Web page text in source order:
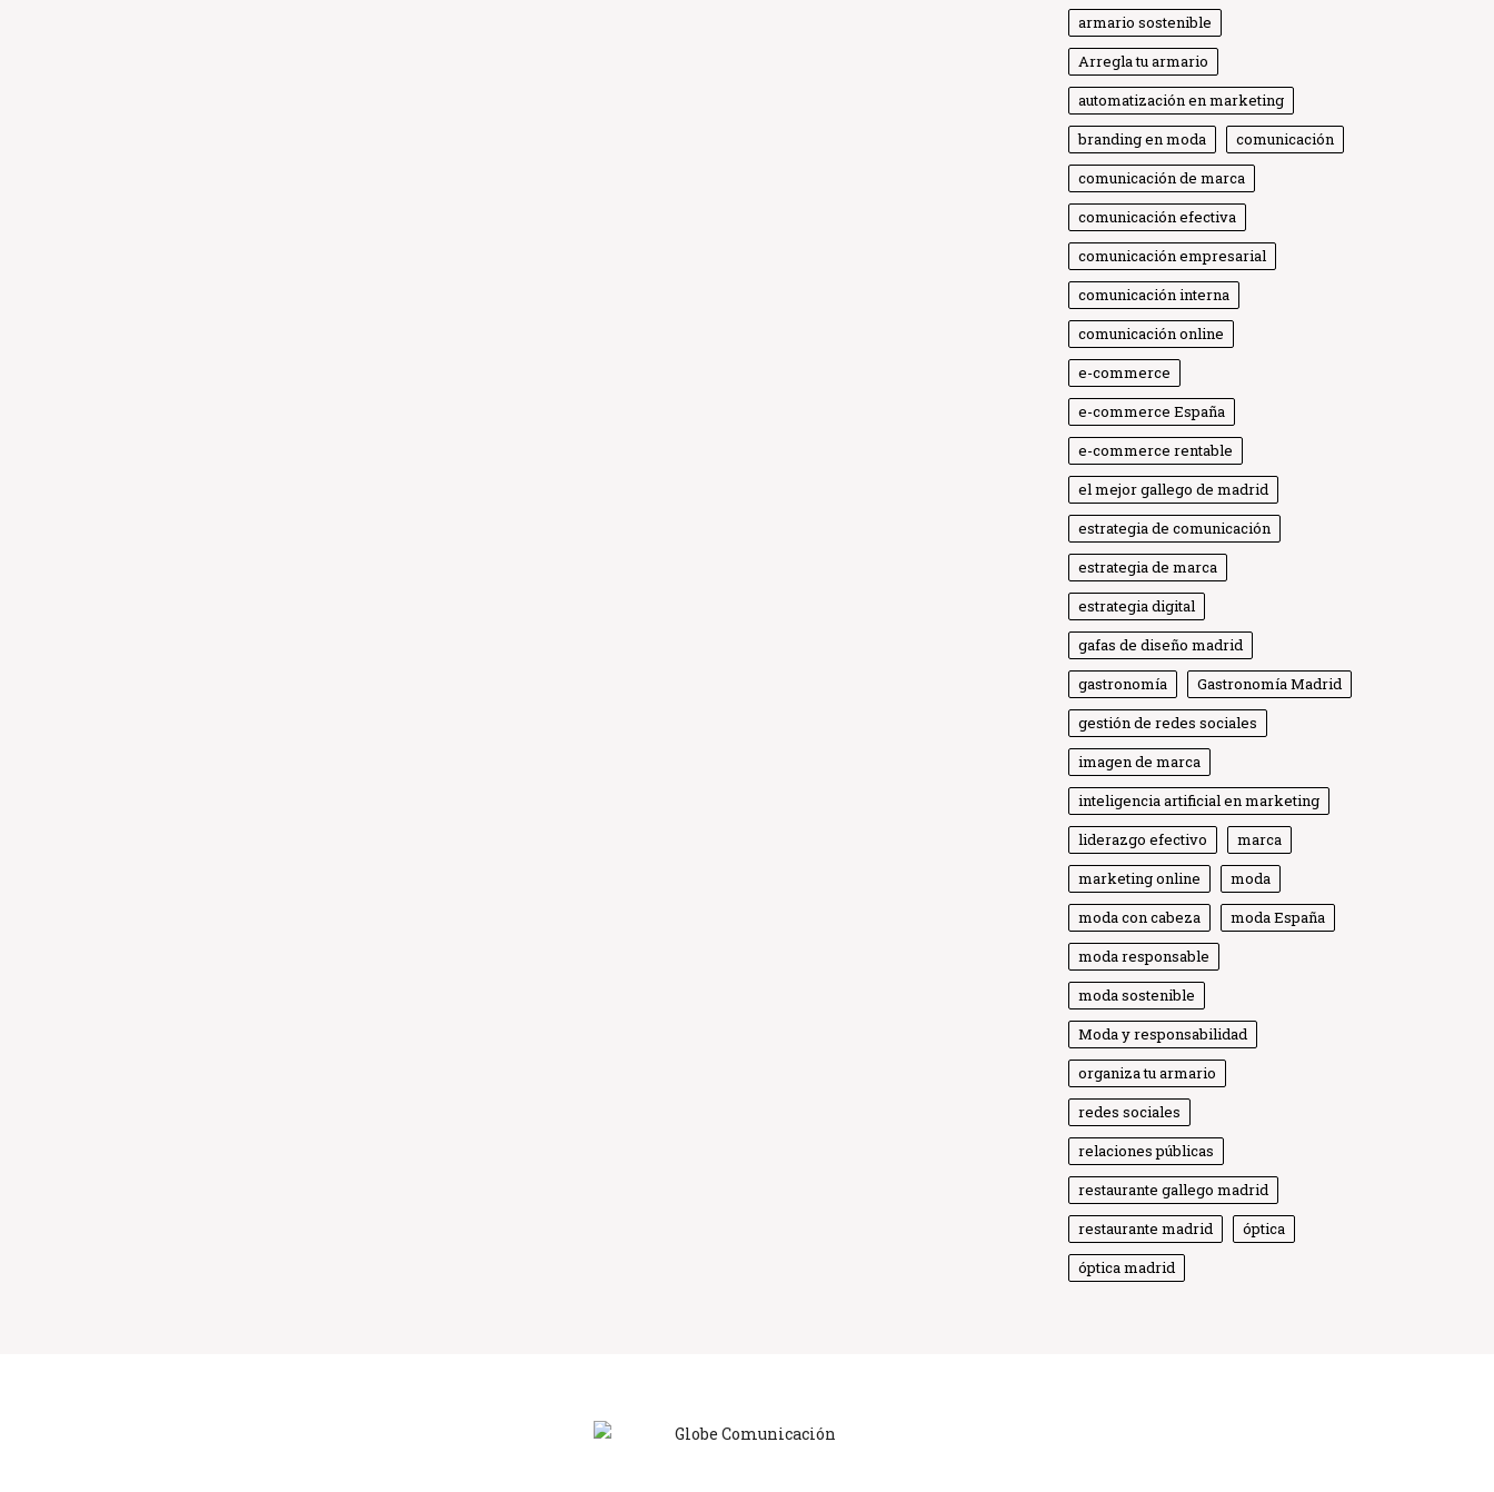
armario sostenible
Arregla tu armario
automatización en marketing
branding en moda
comunicación
comunicación de marca
comunicación efectiva
comunicación empresarial
comunicación interna
comunicación online
e-commerce
e-commerce España
e-commerce rentable
el mejor gallego de madrid
estrategia de comunicación
estrategia de marca
estrategia digital
gafas de diseño madrid
gastronomía
Gastronomía Madrid
gestión de redes sociales
imagen de marca
inteligencia artificial en marketing
liderazgo efectivo
marca
marketing online
moda
moda con cabeza
moda España
moda responsable
moda sostenible
Moda y responsabilidad
organiza tu armario
redes sociales
relaciones públicas
restaurante gallego madrid
restaurante madrid
óptica
óptica madrid
Globe Comunicación
Solemos responder enseguida